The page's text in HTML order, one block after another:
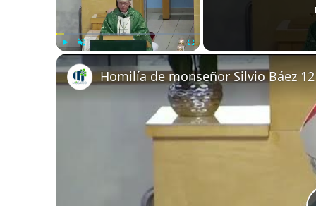
Play Unmute Fullscreen